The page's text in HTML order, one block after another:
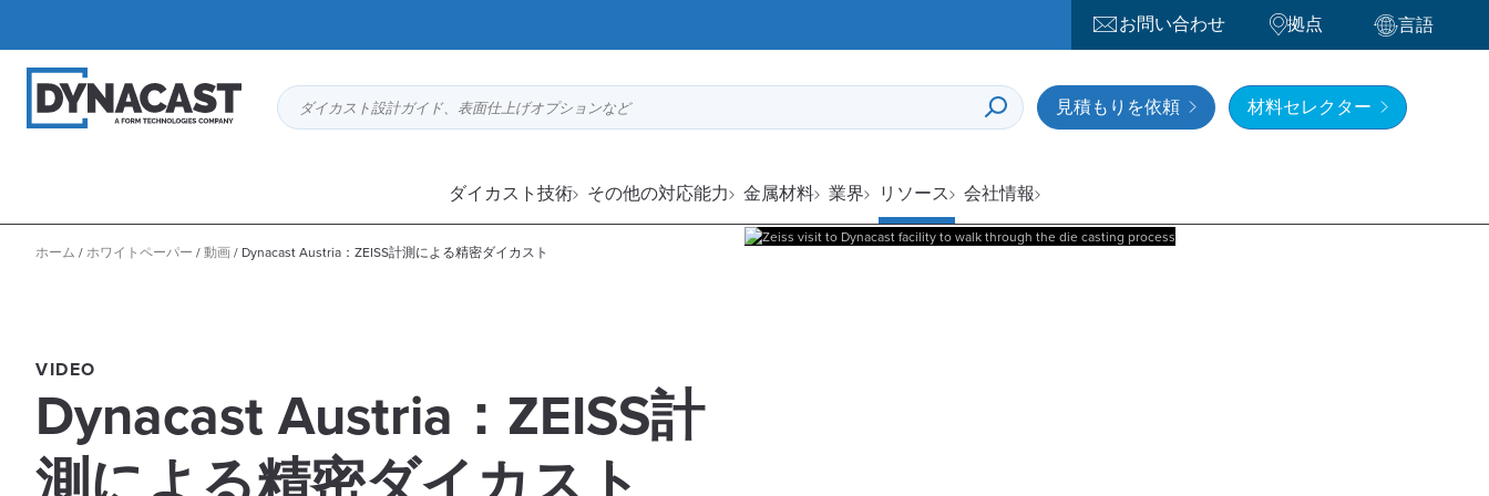
お問い合わせ 拠点 言語
ダイカスト設計ガイド、表面仕上げオプションなど 見積もりを依頼 材料セレクター
ダイカスト技術 その他の対応能力 金属材料 業界 リソース 会社情報
ホーム /ホワイトペーパー /動画/ Dynacast Austria：ZEISS計測による精密ダイカスト
VIDEO
Dynacast Austria：ZEISS計